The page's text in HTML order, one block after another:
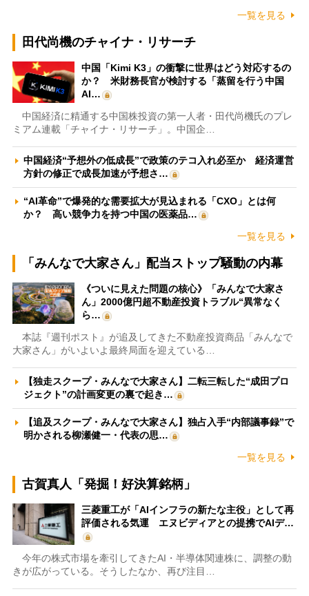
一覧を見る
田代尚機のチャイナ・リサーチ
中国「Kimi K3」の衝撃に世界はどう対応するの
か？ 米財務長官が検討する「蒸留を行う中国
AI…
中国経済に精通する中国株投資の第一人者・田代尚機氏のプレ
ミアム連載「チャイナ・リサーチ」。中国企…
中国経済“予想外の低成長”で政策のテコ入れ必至か 経済運営
方針の修正で成長加速が予想さ…
“AI革命”で爆発的な需要拡大が見込まれる「CXO」とは何
か？ 高い競争力を持つ中国の医薬品…
一覧を見る
「みんなで大家さん」配当ストップ騒動の内幕
《ついに見えた問題の核心》「みんなで大家さ
ん」2000億円超不動産投資トラブル“異常なく
ら…
本誌『週刊ポスト』が追及してきた不動産投資商品「みんなで
大家さん」がいよいよ最終局面を迎えている…
【独走スクープ・みんなで大家さん】二転三転した“成田プロ
ジェクト”の計画変更の裏で起き…
【追及スクープ・みんなで大家さん】独占入手“内部議事録”で
明かされる柳瀬健一・代表の思…
一覧を見る
古賀真人「発掘！好決算銘柄」
三菱重工が「AIインフラの新たな主役」として再
評価される気運 エヌビディアとの提携でAIデ…
今年の株式市場を牽引してきたAI・半導体関連株に、調整の動
きが広がっている。そうしたなか、再び注目…